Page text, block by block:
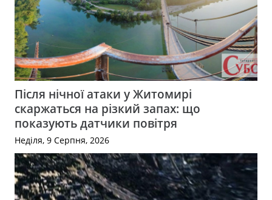
Після нічної атаки у Житомирі
скаржаться на різкий запах: що
показують датчики повітря
Неділя, 9 Серпня, 2026